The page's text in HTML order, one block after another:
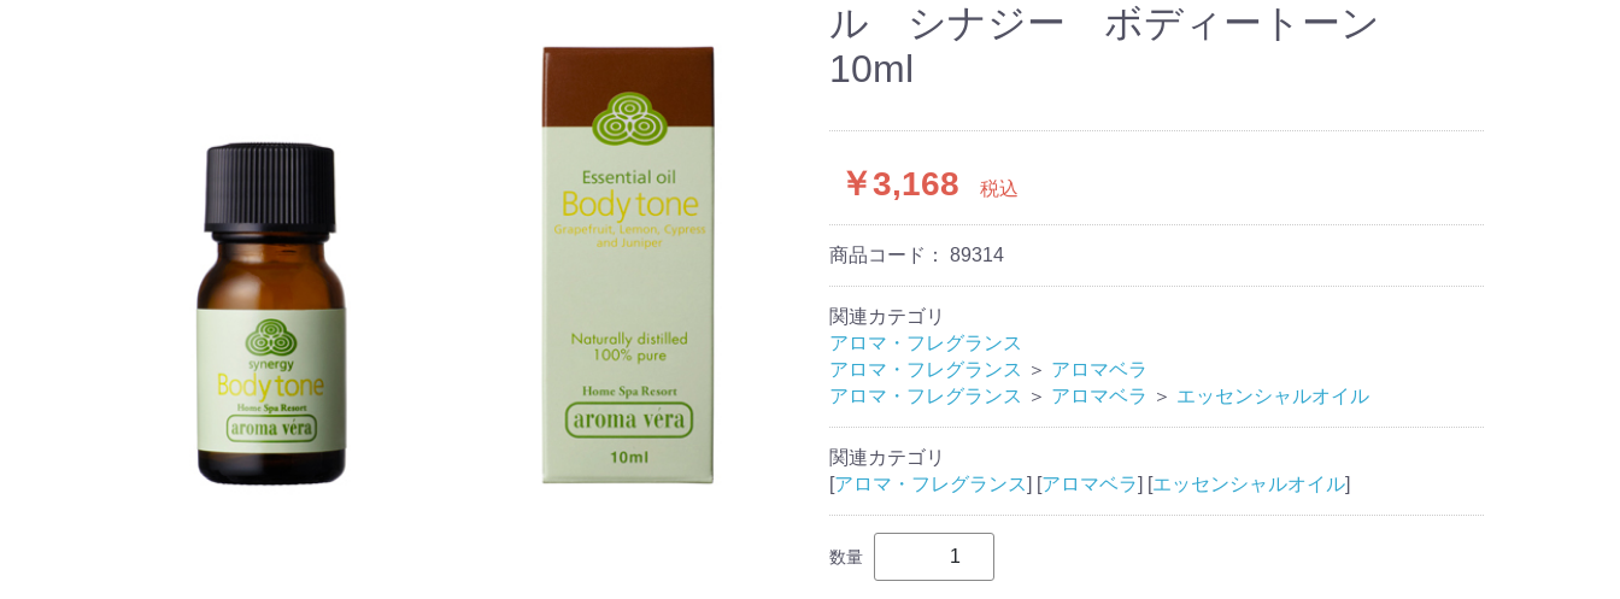
ル シナジー ボディートーン
10ml
￥3,168 税込
商品コード： 89314
関連カテゴリ
アロマ・フレグランス
アロマ・フレグランス ＞ アロマベラ
アロマ・フレグランス ＞ アロマベラ ＞ エッセンシャルオイル
関連カテゴリ
[アロマ・フレグランス] [アロマベラ] [エッセンシャルオイル]
数量